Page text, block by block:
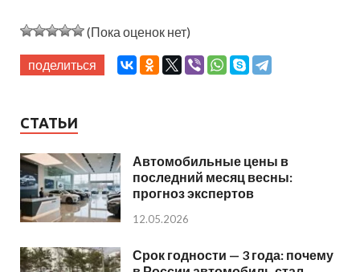
(Пока оценок нет)
поделиться
СТАТЬИ
Автомобильные цены в
последний месяц весны:
прогноз экспертов
12.05.2026
Срок годности — 3 года: почему